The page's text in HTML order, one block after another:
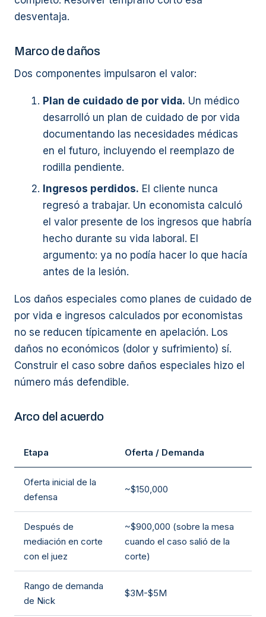
desventaja.
Marco de daños
Dos componentes impulsaron el valor:
Plan de cuidado de por vida. Un médico
desarrolló un plan de cuidado de por vida
documentando las necesidades médicas
en el futuro, incluyendo el reemplazo de
rodilla pendiente.
Ingresos perdidos. El cliente nunca
regresó a trabajar. Un economista calculó
el valor presente de los ingresos que habría
hecho durante su vida laboral. El
argumento: ya no podía hacer lo que hacía
antes de la lesión.
Los daños especiales como planes de cuidado de
por vida e ingresos calculados por economistas
no se reducen típicamente en apelación. Los
daños no económicos (dolor y sufrimiento) sí.
Construir el caso sobre daños especiales hizo el
número más defendible.
Arco del acuerdo
Etapa Oferta / Demanda
Oferta inicial de la
defensa
~$150,000
Después de
mediación en corte
con el juez
~$900,000 (sobre la mesa
cuando el caso salió de la
corte)
Rango de demanda
de Nick
$3M-$5M